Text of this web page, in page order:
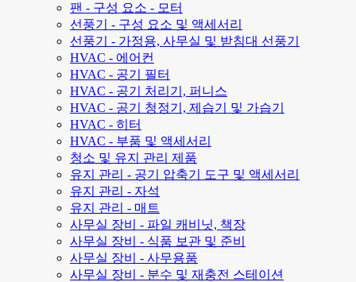
팬 - 구성 요소 - 모터
선풍기 - 구성 요소 및 액세서리
선풍기 - 가정용, 사무실 및 받침대 선풍기
HVAC - 에어컨
HVAC - 공기 필터
HVAC - 공기 처리기, 퍼니스
HVAC - 공기 청정기, 제습기 및 가습기
HVAC - 히터
HVAC - 부품 및 액세서리
청소 및 유지 관리 제품
유지 관리 - 공기 압축기 도구 및 액세서리
유지 관리 - 자석
유지 관리 - 매트
사무실 장비 - 파일 캐비닛, 책장
사무실 장비 - 식품 보관 및 준비
사무실 장비 - 사무용품
사무실 장비 - 분수 및 재충전 스테이션